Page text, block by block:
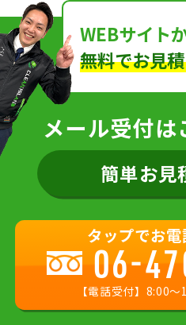
WEBサイト
無料でお見
メール受付は
簡単お見
タップでお
06-
【電話受付】8:00